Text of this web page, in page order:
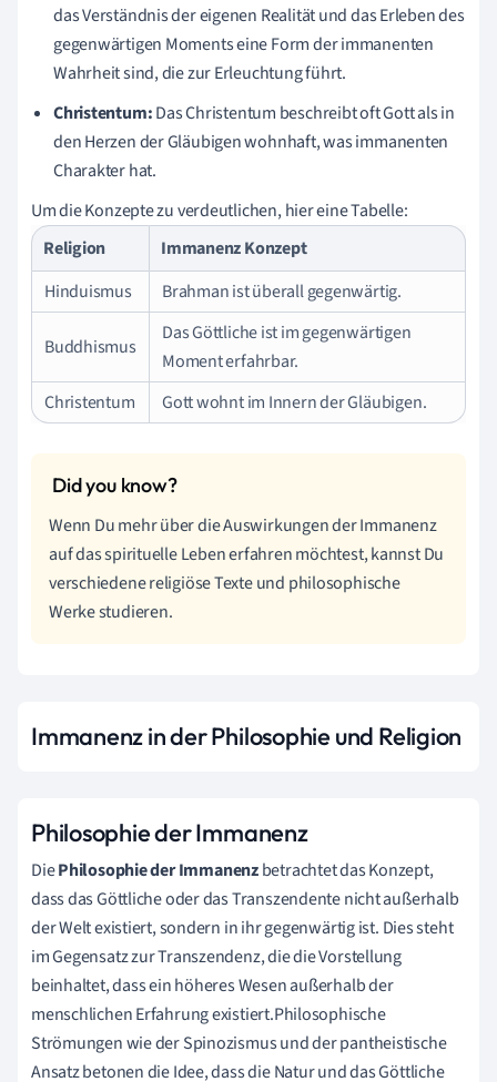
das Verständnis der eigenen Realität und das Erleben des
gegenwärtigen Moments eine Form der immanenten
Wahrheit sind, die zur Erleuchtung führt.
Christentum:Das Christentum beschreibt oft Gott als in
den Herzen der Gläubigen wohnhaft, was immanenten
Charakter hat.
Um die Konzepte zu verdeutlichen, hier eine Tabelle:
Religion
Immanenz Konzept
Hinduismus
Brahman ist überall gegenwärtig.
Buddhismus
Das Göttliche ist im gegenwärtigen
Moment erfahrbar.
Christentum
Gott wohnt im Innern der Gläubigen.
Wenn Du mehr über die Auswirkungen der Immanenz
auf das spirituelle Leben erfahren möchtest, kannst Du
verschiedene religiöse Texte und philosophische
Werke studieren.
Immanenz in der Philosophie und Religion
Philosophie der Immanenz
DiePhilosophie der Immanenzbetrachtet das Konzept,
dass das Göttliche oder das Transzendente nicht außerhalb
der Welt existiert, sondern in ihr gegenwärtig ist. Dies steht
im Gegensatz zur Transzendenz, die die Vorstellung
beinhaltet, dass ein höheres Wesen außerhalb der
menschlichen Erfahrung existiert.Philosophische
Strömungen wie der Spinozismus und der pantheistische
Ansatz betonen die Idee, dass die Natur und das Göttliche